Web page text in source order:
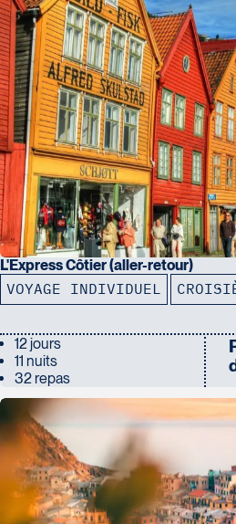
L'Express Côtier (aller-retour)
VOYAGE INDIVIDUEL
12 jours
11 nuits
32 repas